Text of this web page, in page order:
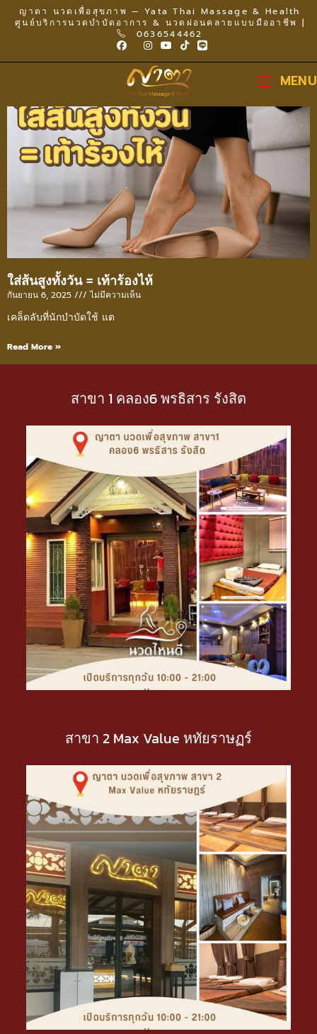
ญาตา นวดเพื่อสุขภาพ — Yata Thai Massage & Health
ศูนย์บริการนวดบำบัดอาการ & นวดผ่อนคลายแบบมืออาชีพ |
0636544462
MENU
ใส่ส้นสูงทั้งวัน = เท้าร้องไห้
กันยายน 6, 2025 ไม่มีความเห็น
เคล็ดลับที่นักบำบัดใช้ แต
Read More »
สาขา 1 คลอง6 พรธิสาร รังสิต
สาขา 2 Max Value หทัยราษฏร์